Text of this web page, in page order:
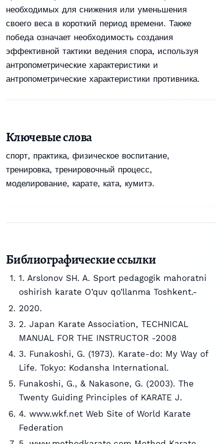
необходимых для снижения или уменьшения
своего веса в короткий период времени. Также
победа означает необходимость создания
эффективной тактики ведения спора, используя
антропометрические характеристики и
антропометрические характеристики противника.
Ключевые слова
спорт, практика, физическое воспитание,
тренировка, тренировочный процесс,
моделирование, карате, ката, кумитэ.
Библиографические ссылки
1. Arslonov SH. A. Sport pedagogik mahoratni
oshirish karate O’quv qo’llanma Toshkent.-
2020.
2. Japan Karate Association, TECHNICAL
MANUAL FOR THE INSTRUCTOR -2008
3. Funakoshi, G. (1973). Karate-do: My Way of
Life. Tokyo: Kodansha International.
Funakoshi, G., & Nakasone, G. (2003). The
Twenty Guiding Principles of KARATE J.
4. www.wkf.net Web Site of World Karate
Federation